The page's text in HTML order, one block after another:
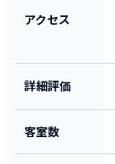
アクセス
詳細評価
客室数